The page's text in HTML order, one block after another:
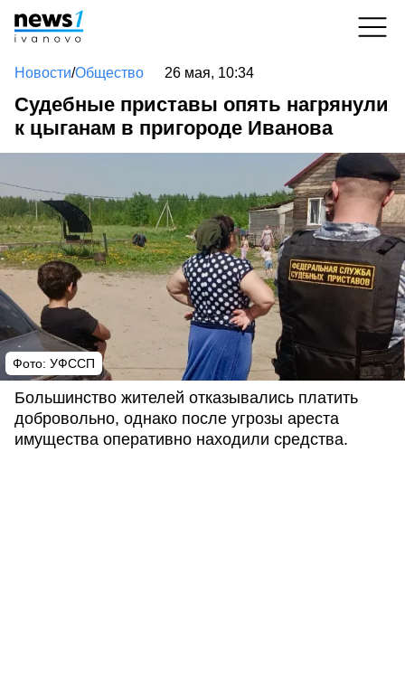
Новости/Общество 26 мая, 10:34
Судебные приставы опять нагрянули
к цыганам в пригороде Иванова
Фото: УФССП
Большинство жителей отказывались платить
добровольно, однако после угрозы ареста
имущества оперативно находили средства.